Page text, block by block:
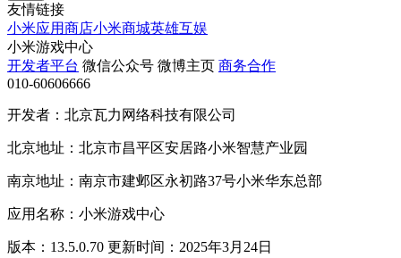
友情链接
小米应用商店小米商城英雄互娱
小米游戏中心
开发者平台 微信公众号 微博主页 商务合作
010-60606666
开发者：北京瓦力网络科技有限公司
北京地址：北京市昌平区安居路小米智慧产业园
南京地址：南京市建邺区永初路37号小米华东总部
应用名称：小米游戏中心
版本：13.5.0.70 更新时间：2025年3月24日